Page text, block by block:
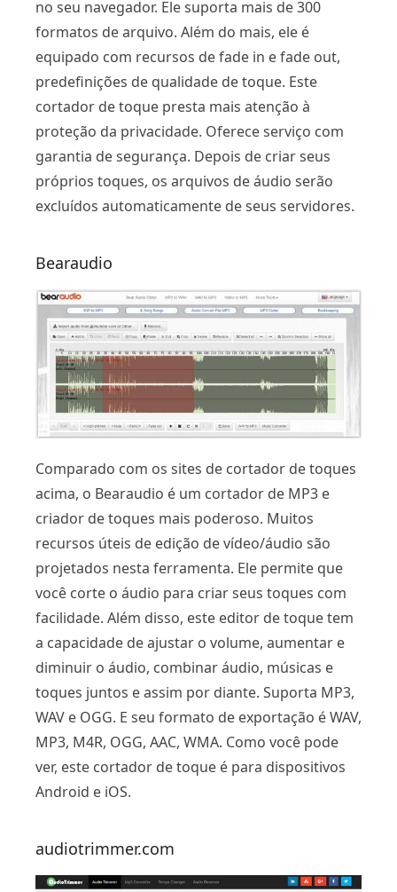
no seu navegador. Ele suporta mais de 300
formatos de arquivo. Além do mais, ele é
equipado com recursos de fade in e fade out,
predefinições de qualidade de toque. Este
cortador de toque presta mais atenção à
proteção da privacidade. Oferece serviço com
garantia de segurança. Depois de criar seus
próprios toques, os arquivos de áudio serão
excluídos automaticamente de seus servidores.
Bearaudio
Comparado com os sites de cortador de toques
acima, o Bearaudio é um cortador de MP3 e
criador de toques mais poderoso. Muitos
recursos úteis de edição de vídeo/áudio são
projetados nesta ferramenta. Ele permite que
você corte o áudio para criar seus toques com
facilidade. Além disso, este editor de toque tem
a capacidade de ajustar o volume, aumentar e
diminuir o áudio, combinar áudio, músicas e
toques juntos e assim por diante. Suporta MP3,
WAV e OGG. E seu formato de exportação é WAV,
MP3, M4R, OGG, AAC, WMA. Como você pode
ver, este cortador de toque é para dispositivos
Android e iOS.
audiotrimmer.com